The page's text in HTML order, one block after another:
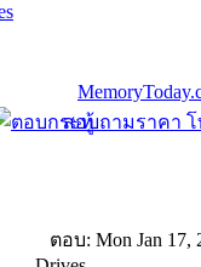
สอบถามราคา โ
ตอบ: Mon Jan 17,